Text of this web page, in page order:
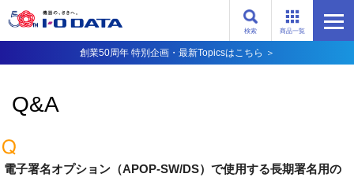
商品一覧
検索
創業50周年 特別企画・最新Topicsはこちら ＞
Q&A
電子署名オプション（APOP-SW/DS）で使用する長期署名用の